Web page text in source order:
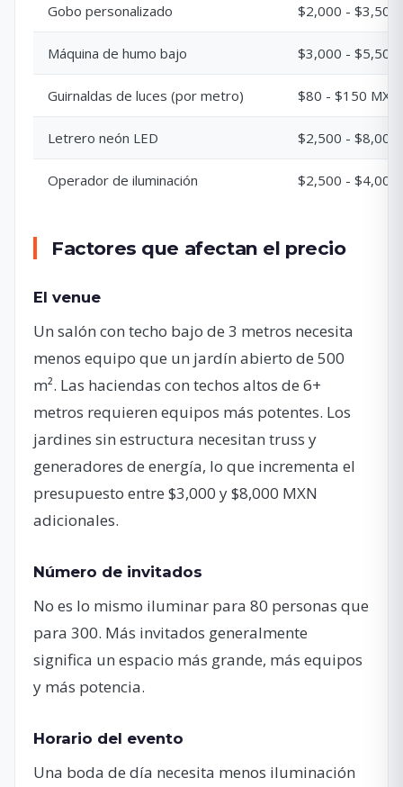
Gobo personalizado $2,000 - $3,500
Máquina de humo bajo $3,000 - $5,500
Guirnaldas de luces (por metro) $80 - $150 MXN
Letrero neón LED $2,500 - $8,000
Operador de iluminación $2,500 - $4,000
Factores que afectan el precio
El venue
Un salón con techo bajo de 3 metros necesita
menos equipo que un jardín abierto de 500
m². Las haciendas con techos altos de 6+
metros requieren equipos más potentes. Los
jardines sin estructura necesitan truss y
generadores de energía, lo que incrementa el
presupuesto entre $3,000 y $8,000 MXN
adicionales.
Número de invitados
No es lo mismo iluminar para 80 personas que
para 300. Más invitados generalmente
significa un espacio más grande, más equipos
y más potencia.
Horario del evento
Una boda de día necesita menos iluminación